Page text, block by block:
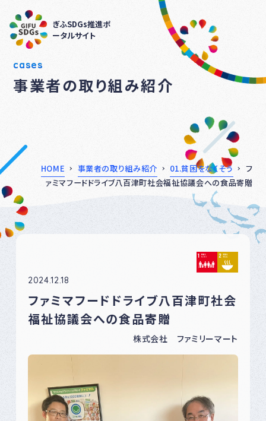
ぎふSDGs推進ポ
ータルサイト
cases
事業者の取り組み紹介
HOME 事業者の取り組み紹介 01.貧困をなくそう
フ
ァミマフードドライブ八百津町社会福祉協議会への食品寄贈
2024.12.18
ファミマフードドライブ八百津町社会
福祉協議会への食品寄贈
株式会社 ファミリーマート